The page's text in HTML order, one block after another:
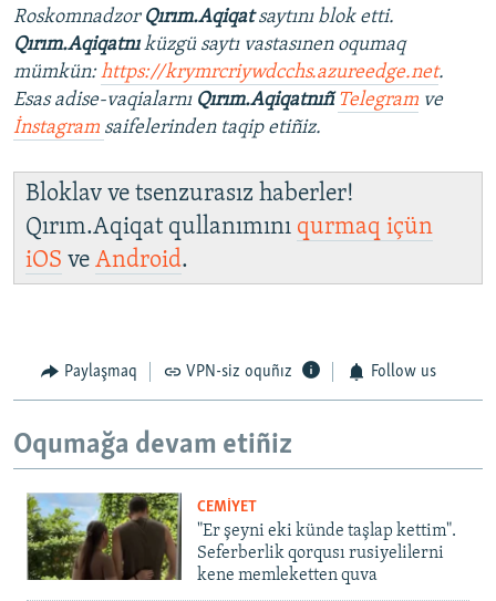
Roskomnadzor Qırım.Aqiqatsaytını blok etti.
Qırım.Aqiqatnıküzgü saytı vastasınen oqumaq
mümkün:https://krymrcriywdcchs.azureedge.net.
Esas adise-vaqialarnı Qırım.Aqiqatnıñ Telegram ve
İnstagram saifelerinden taqip etiñiz.
Bloklav ve tsenzurasız haberler!
Qırım.Aqiqat qullanımını qurmaq içün
iOS ve Android.
Paylaşmaq VPN-siz oquñız Follow us
Oqumağa devam etiñiz
CEMİYET
"Er şeyni eki künde taşlap kettim".
Seferberlik qorqusı rusiyelilerni
kene memleketten quva